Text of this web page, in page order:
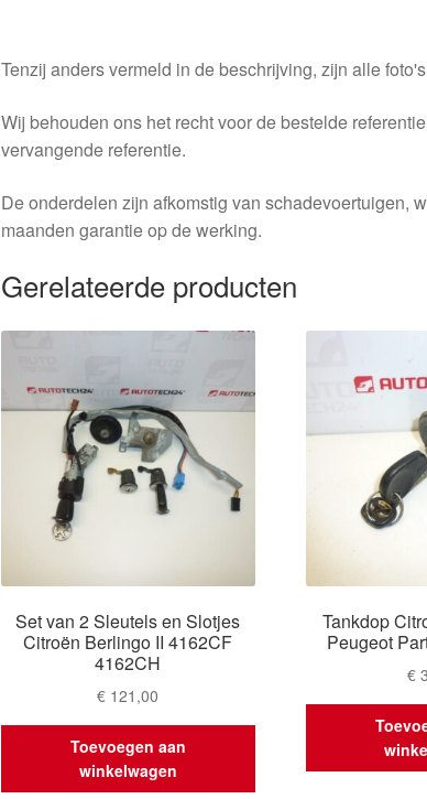
Tenzij anders vermeld in de beschrijving, zijn alle
Wij behouden ons het recht voor de bestelde
vervangende referentie.
De onderdelen zijn afkomstig van schadevoertuigen,
maanden garantie op de werking.
Gerelateerde producten
Set van 2 Sleutels en Slotjes
Citroën Berlingo II 4162CF
4162CH
€ 121,00
Toevoegen aan
winkelwagen
Tankdop
Peugeot
€